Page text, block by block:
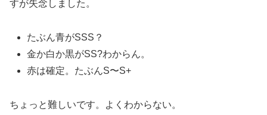
すが失念しました。
たぶん青がSSS？
金か白か黒がSS?わからん。
赤は確定。たぶんS〜S+
ちょっと難しいです。よくわからない。